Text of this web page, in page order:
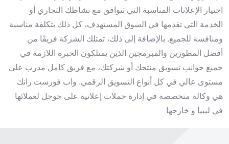
اختيار الإعلانات المناسبة التي تتوافق مع نشاطك التجاري أو
الخدمة التي تقدمها في السوق المستهدف، كل ذلك بتكلفة مناسبة
ومنافسة للجميع. بالإضافة إلى ذلك، تمتلك الشركة فريقًا من
أفضل المطورين والمبرمجين الذين يمتلكون الخبرة اللازمة في
جميع جوانب تسويق منتجك أو شركتك، مع فريق كامل مدرب على
مستوى عالي في كل أنواع التسويق الرقمي. واب فورست رانك
هي وكالة متخصصة في إدارة حملات إعلانية على جوجل لعملائها
في ليبيا و خارجها